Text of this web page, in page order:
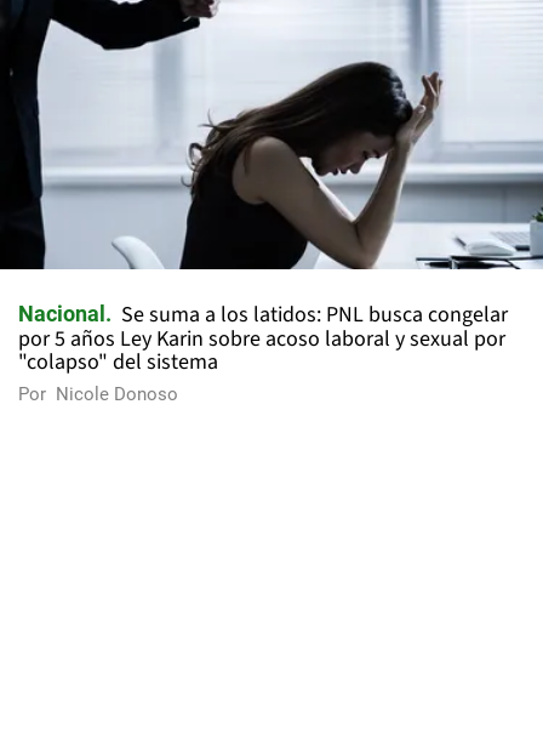
Nacional
Se suma a los latidos: PNL busca congelar
por 5 años Ley Karin sobre acoso laboral y sexual por
"colapso" del sistema
Por Nicole Donoso